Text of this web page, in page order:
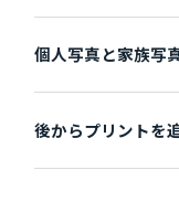
個人写真と家族写
後からプリントを